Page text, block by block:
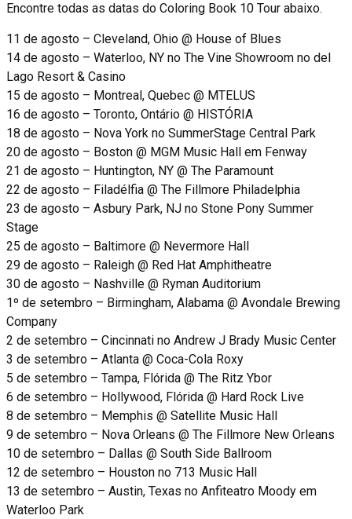
Encontre todas as datas do Coloring Book 10 Tour abaixo.
11 de agosto – Cleveland, Ohio @ House of Blues
14 de agosto – Waterloo, NY no The Vine Showroom no del
Lago Resort & Casino
15 de agosto – Montreal, Quebec @ MTELUS
16 de agosto – Toronto, Ontário @ HISTÓRIA
18 de agosto – Nova York no SummerStage Central Park
20 de agosto – Boston @ MGM Music Hall em Fenway
21 de agosto – Huntington, NY @ The Paramount
22 de agosto – Filadélfia @ The Fillmore Philadelphia
23 de agosto – Asbury Park, NJ no Stone Pony Summer
Stage
25 de agosto – Baltimore @ Nevermore Hall
29 de agosto – Raleigh @ Red Hat Amphitheatre
30 de agosto – Nashville @ Ryman Auditorium
1º de setembro – Birmingham, Alabama @ Avondale Brewing
Company
2 de setembro – Cincinnati no Andrew J Brady Music Center
3 de setembro – Atlanta @ Coca-Cola Roxy
5 de setembro – Tampa, Flórida @ The Ritz Ybor
6 de setembro – Hollywood, Flórida @ Hard Rock Live
8 de setembro – Memphis @ Satellite Music Hall
9 de setembro – Nova Orleans @ The Fillmore New Orleans
10 de setembro – Dallas @ South Side Ballroom
12 de setembro – Houston no 713 Music Hall
13 de setembro – Austin, Texas no Anfiteatro Moody em
Waterloo Park